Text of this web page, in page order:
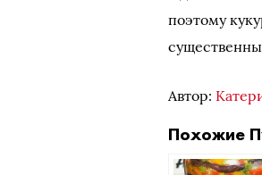
поэтому
Автор:
Похожие